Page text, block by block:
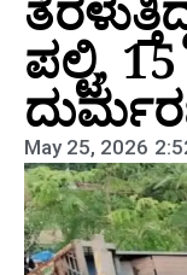
ಪಲ್ಟಿ,
May 25, 2026